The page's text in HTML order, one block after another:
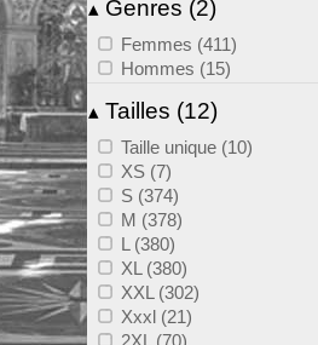
▴ Genres (2)
Femmes (411)
Hommes (15)
▴ Tailles (12)
Taille unique (10)
XS (7)
S (374)
M (378)
L (380)
XL (380)
XXL (302)
Xxxl (21)